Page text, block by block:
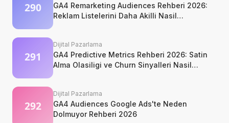
GA4 Remarketing Audiences Rehberi 2026:
Reklam Listelerini Daha Akilli Nasil
Dijital Pazarlama
GA4 Predictive Metrics Rehberi 2026: Satin
Alma Olasiligi ve Churn Sinyalleri Nasil
Dijital Pazarlama
GA4 Audiences Google Ads'te Neden
Dolmuyor Rehberi 2026